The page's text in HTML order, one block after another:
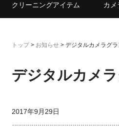
クリーニングアイテム カメ
トップ> お知らせ > デジタルカメラグ
デジタルカメ
2017年9月29日